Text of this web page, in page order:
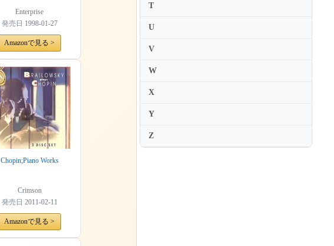
Enterprise
発売日 1998-01-27
Amazonで見る >
Chopin;Piano Works
Crimson
発売日 2011-02-11
Amazonで見る >
Alba Ventura
Alberto Urroz
T
U
V
W
X
Y
Z